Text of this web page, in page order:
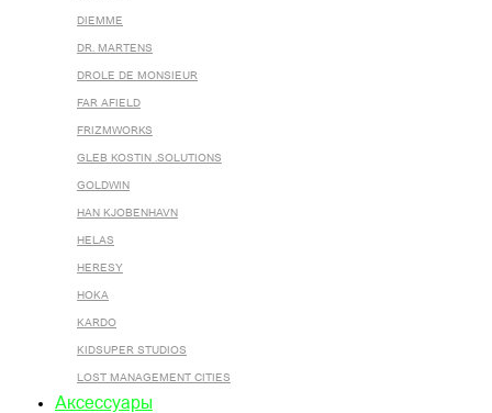
DIEMME
DR. MARTENS
DROLE DE MONSIEUR
FAR AFIELD
FRIZMWORKS
GLEB KOSTIN .SOLUTIONS
GOLDWIN
HAN KJOBENHAVN
HELAS
HERESY
HOKA
KARDO
KIDSUPER STUDIOS
LOST MANAGEMENT CITIES
Аксессуары